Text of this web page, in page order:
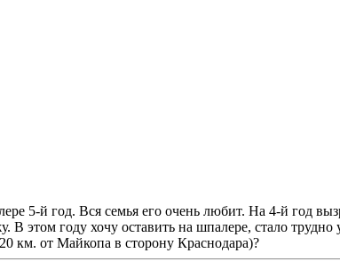
5-й год. Вся семья его очень любит. На 4-й год
этом году хочу оставить на шпалере, стало
км. от Майкопа в сторону Краснодара)?